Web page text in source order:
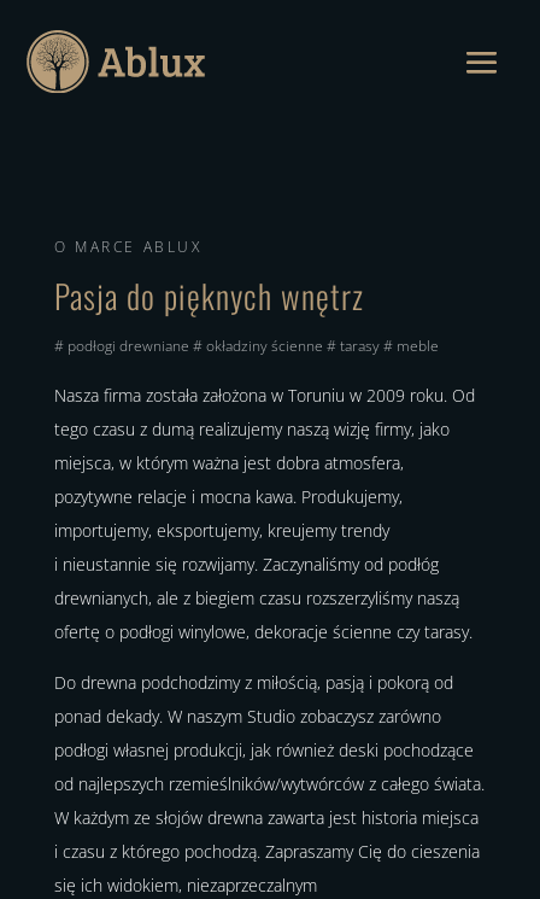
O MARCE ABLUX
Pasja do pięknych wnętrz
# podłogi drewniane # okładziny ścienne # tarasy # meble
Nasza firma została założona w Toruniu w 2009 roku. Od
tego czasu z dumą realizujemy naszą wizję firmy, jako
miejsca, w którym ważna jest dobra atmosfera,
pozytywne relacje i mocna kawa. Produkujemy,
importujemy, eksportujemy, kreujemy trendy
i nieustannie się rozwijamy. Zaczynaliśmy od podłóg
drewnianych, ale z biegiem czasu rozszerzyliśmy naszą
ofertę o podłogi winylowe, dekoracje ścienne czy tarasy.
Do drewna podchodzimy z miłością, pasją i pokorą od
ponad dekady. W naszym Studio zobaczysz zarówno
podłogi własnej produkcji, jak również deski pochodzące
od najlepszych rzemieślników/wytwórców z całego świata.
W każdym ze słojów drewna zawarta jest historia miejsca
i czasu z którego pochodzą. Zapraszamy Cię do cieszenia
się ich widokiem, niezaprzeczalnym